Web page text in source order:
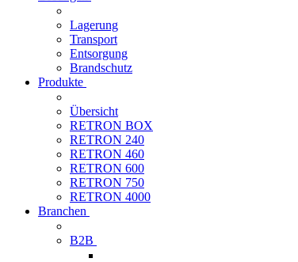
Lagerung
Transport
Entsorgung
Brandschutz
Produkte
Übersicht
RETRON BOX
RETRON 240
RETRON 460
RETRON 600
RETRON 750
RETRON 4000
Branchen
B2B